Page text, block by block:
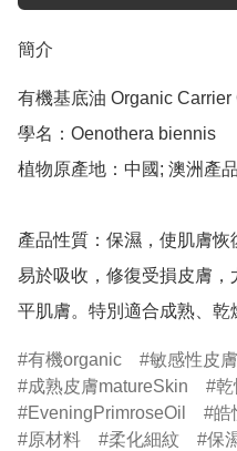
簡介
有機基底油 Organic Carrier
學名：Oenothera biennis
植物原產地：中國; 澳洲產品
產品性質：保濕，使肌膚恢
易於吸收，修復受損皮膚
平肌膚。特別適合成熟、乾
有機organic
敏感性皮
成熟皮膚matureSkin
乾
EveningPrimroseOil
皓
原材料
柔化細紋 保